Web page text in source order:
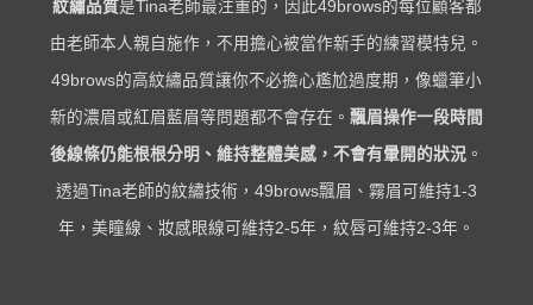
紋繡品質是Tina老師最注重的，因此49brows的每位顧客都
由老師本人親自施作，不用擔心被當作新手的練習模特兒。
49brows的高紋繡品質讓你不必擔心尷尬過度期，像蠟筆小
新的濃眉或紅眉藍眉等問題都不會存在。 飄眉操作一段時間
後線條仍能根根分明、維持整體美感，不會有暈開的狀況 。
透過Tina老師的紋繡技術，49brows飄眉、霧眉可維持1-3
年，美瞳線、妝感眼線可維持2-5年，紋唇可維持2-3年。